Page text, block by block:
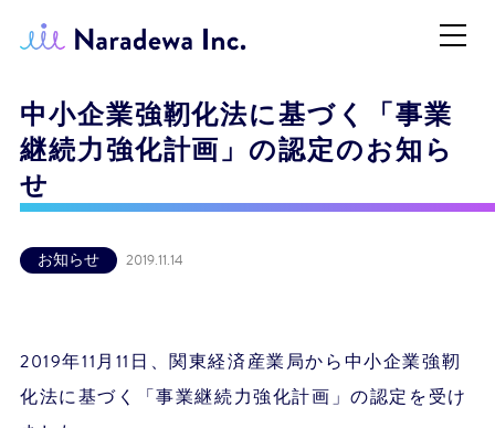
中小企業強靭化法に基づく「事業
継続力強化計画」の認定のお知ら
せ
お知らせ 2019.11.14
2019年11月11日、関東経済産業局から中小企業強靭
化法に基づく「事業継続力強化計画」の認定を受け